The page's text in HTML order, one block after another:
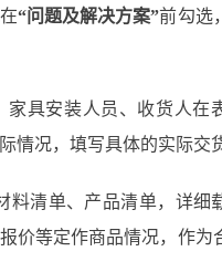
“问题及解决方案”前勾选
具安装人员、收货人在
情况，填写具体的实际交
清单、产品清单，详细
价等定作商品情况，作为